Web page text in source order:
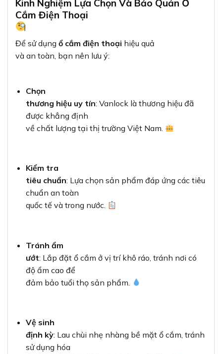
Kinh Nghiệm Lựa Chọn Và Bảo Quản Ổ
Cắm Điện Thoại
Để sử dụng ổ cắm điện thoại hiệu quả
và an toàn, bạn nên lưu ý:
Chọn
thương hiệu uy tín: Vanlock là thương hiệu đã
được khẳng định
về chất lượng tại thị trường Việt Nam.
Kiểm tra
tiêu chuẩn: Lựa chọn sản phẩm đáp ứng các tiêu
chuẩn an toàn
quốc tế và trong nước.
Tránh ẩm
ướt: Lắp đặt ổ cắm ở vị trí khô ráo, tránh nơi có
độ ẩm cao để
đảm bảo tuổi thọ sản phẩm.
Vệ sinh
định kỳ: Lau chùi nhẹ nhàng bề mặt ổ cắm, tránh
sử dụng hóa